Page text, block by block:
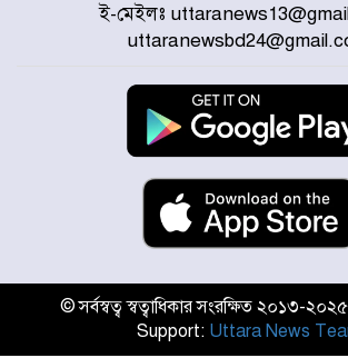
জুলাই জাদুঘর ঘুরে
নেতারা
যুক্তরাষ্ট্রে দাবানল
হেলিকপ্টার বিধ্বস্ত,
মজুদদারের সর্বোচ্চ
ভেবে মজুদ করবেন :
আন্তর্জাতিক আদিবাসী
ই-মেইলঃ
© সর্বস্বত্ব স্বত্বাধিকার সংরক্ষিত ২০১৩-
Support: Uttara News